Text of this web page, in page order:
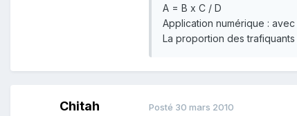
A = B x C / D
Application numérique : avec
La proportion des
Chitah Posté 30 mars 2010